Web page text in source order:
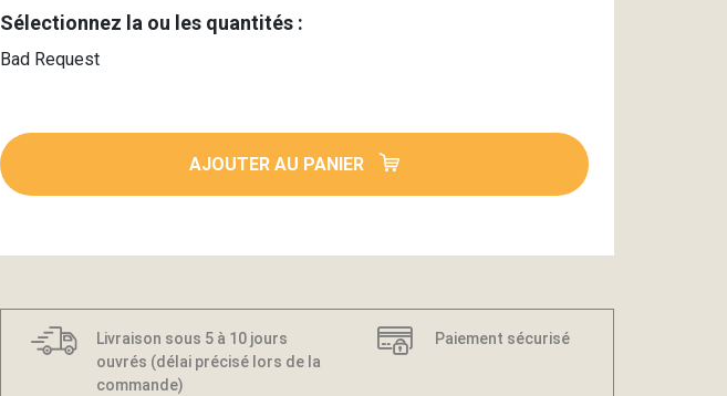
Sélectionnez la ou les quantités :
Bad Request
AJOUTER AU PANIER
Livraison sous 5 à 10 jours
ouvrés (délai précisé lors de la
commande)
Paiement sécurisé